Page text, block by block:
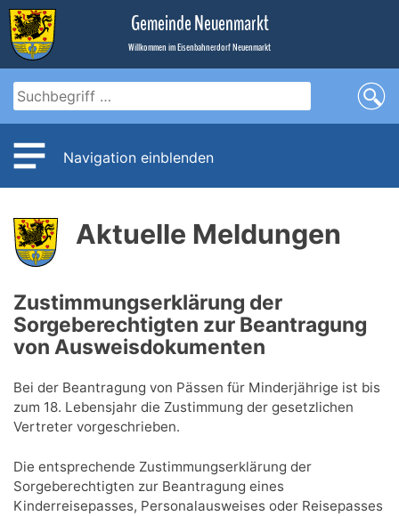
Zum
Inhalt
Gemeinde Neuenmarkt
Willkommen im Eisenbahnerdorf Neuenmarkt
Navigation einblenden
Aktuelle Meldungen
Zustimmungserklärung der
Sorgeberechtigten zur Beantragung
von Ausweisdokumenten
Bei der Beantragung von Pässen für Minderjährige ist bis
zum 18. Lebensjahr die Zustimmung der gesetzlichen
Vertreter vorgeschrieben.
Die entsprechende Zustimmungserklärung der
Sorgeberechtigten zur Beantragung eines
Kinderreisepasses, Personalausweises oder Reisepasses